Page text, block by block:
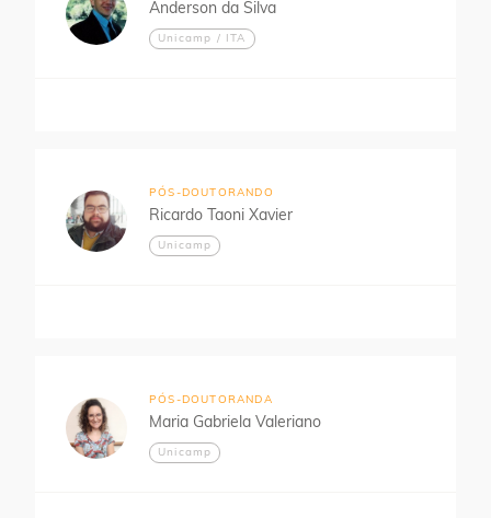
Anderson da Silva
Unicamp / ITA
PÓS-DOUTORANDO
Ricardo Taoni Xavier
Unicamp
PÓS-DOUTORANDA
Maria Gabriela Valeriano
Unicamp